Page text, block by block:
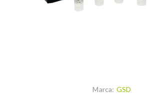
Marca: GSD